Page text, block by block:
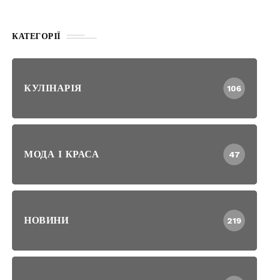
КАТЕГОРІЇ
КУЛІНАРІЯ 106
МОДА І КРАСА 47
НОВИНИ 219